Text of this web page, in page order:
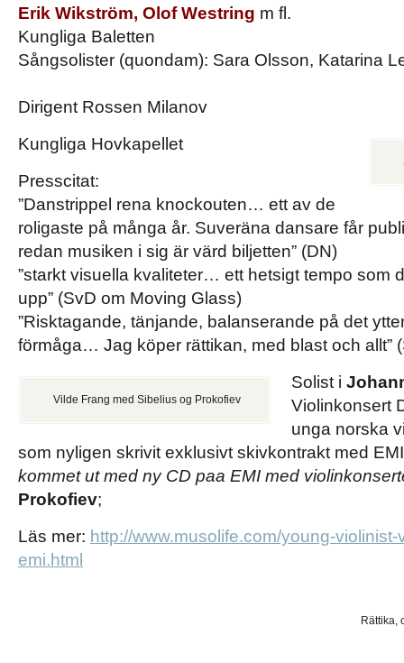
Erik Wikström, Olof Westring m fl.
Kungliga Baletten
Sångsolister (quondam): Sara Olsson, Katarina
Dirigent Rossen Milanov
Kungliga Hovkapellet
Presscitat:
”Danstrippel rena knockouten… ett av de
roligaste på många år. Suveräna dansare får
redan musiken i sig är värd biljetten” (DN)
”starkt visuella kvaliteter… ett hetsigt tempo som
upp” (SvD om Moving Glass)
”Risktagande, tänjande, balanserande på det
förmåga… Jag köper rättikan, med blast och allt”
Vilde Frang med Sibelius og Prokofiev
Solist i
Violinkonsert
unga norska
som nyligen skrivit exklusivt skivkontrakt med
kommet ut med ny CD paa EMI med
Prokofiev;
Läs mer: http://www.musolife.com/young-
emi.html
Rättika,